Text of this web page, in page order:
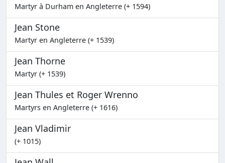
Martyr à Durham en Angleterre (+ 1594)
Jean Stone
Martyr en Angleterre (+ 1539)
Jean Thorne
Martyr (+ 1539)
Jean Thules et Roger Wrenno
Martyrs en Angleterre (+ 1616)
Jean Vladimir
(+ 1015)